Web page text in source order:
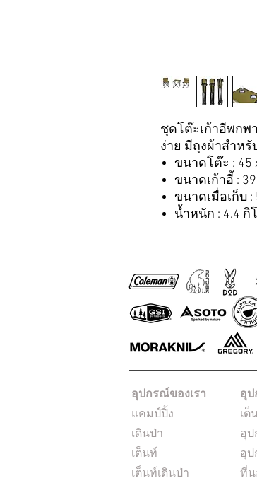
ชุดโต๊ะเก้าอี้พกพ
ง่าย มีถุงผ้าสำหรั
ขนาดโต๊ะ : 45
ขนาดเก้าอี้ :
ขนาดเมื่อเก็บ :
น้ำหนัก : 4.4 กิ
อุปกรณ์ของเรา
แคมป์ปิ้ง
เดินป่า
เต็นท์
เต็นท์เดินป่า
อุป
เต็
อุป
อุป
ที่น